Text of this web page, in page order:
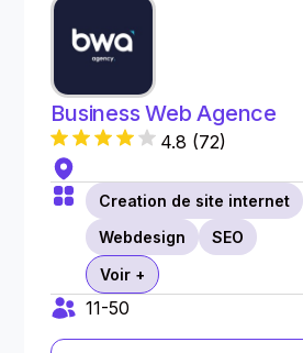
Business Web Agence
4.8 (72)
Creation de site internet
Webdesign
SEO
Voir +
11-50